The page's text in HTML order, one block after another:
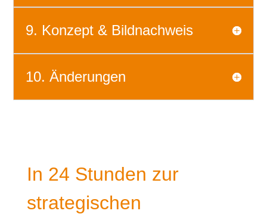
9. Konzept & Bildnachweis
10. Änderungen
In 24 Stunden zur
strategischen